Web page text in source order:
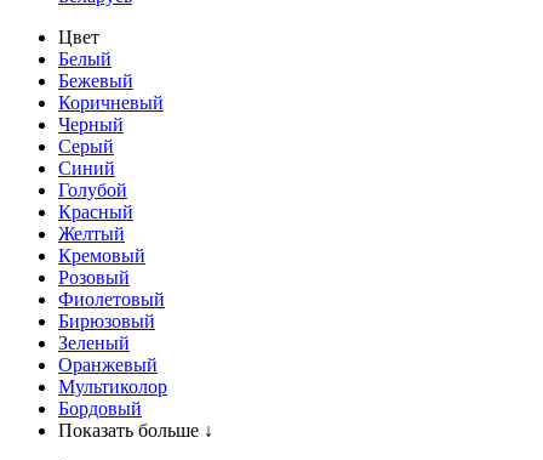
Цвет
Белый
Бежевый
Коричневый
Черный
Серый
Синий
Голубой
Красный
Желтый
Кремовый
Розовый
Фиолетовый
Бирюзовый
Зеленый
Оранжевый
Мультиколор
Бордовый
Показать больше ↓